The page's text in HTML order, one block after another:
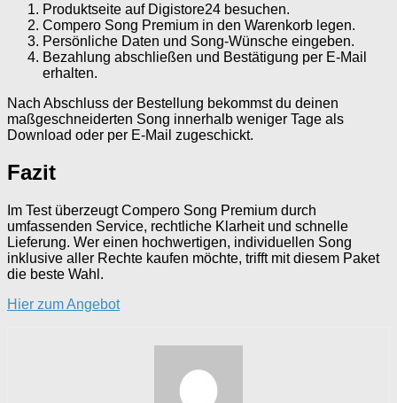
Produktseite auf Digistore24 besuchen.
Compero Song Premium in den Warenkorb legen.
Persönliche Daten und Song-Wünsche eingeben.
Bezahlung abschließen und Bestätigung per E-Mail
erhalten.
Nach Abschluss der Bestellung bekommst du deinen
maßgeschneiderten Song innerhalb weniger Tage als
Download oder per E-Mail zugeschickt.
Fazit
Im Test überzeugt Compero Song Premium durch
umfassenden Service, rechtliche Klarheit und schnelle
Lieferung. Wer einen hochwertigen, individuellen Song
inklusive aller Rechte kaufen möchte, trifft mit diesem Paket
die beste Wahl.
Hier zum Angebot